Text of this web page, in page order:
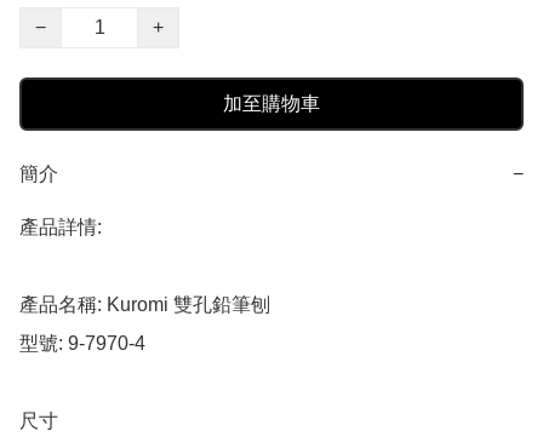
−
+
加至購物車
簡介 −
產品詳情:
產品名稱: Kuromi 雙孔鉛筆刨
型號: 9-7970-4
尺寸